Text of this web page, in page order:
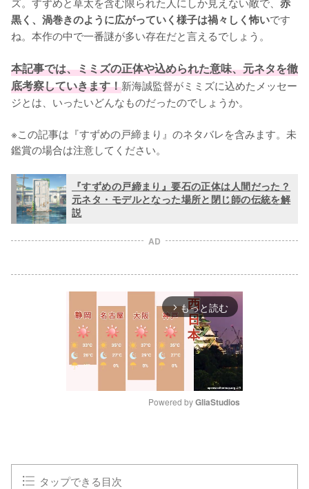
黒く、渦巻きのように広がっていく様子は禍々しく怖いです
ね。本作の中で一番謎が多い存在だと言えるでしょう。
本記事では、ミミズの正体や込められた意味、元ネタを徹
底考察していきます！新海誠監督がミミズに込めたメッセー
ジとは、いったいどんなものだったのでしょうか。
※この記事は『すずめの戸締まり』のネタバレを含みます。未
鑑賞の場合は注意してください。
『すずめの戸締まり』要石の正体は人間だった？
元ネタ・モデルとなった場所と閉じ師の伝統を解
説
AD
arrow_forward_ios もっと読む
Powered by GliaStudios
タップできる目次